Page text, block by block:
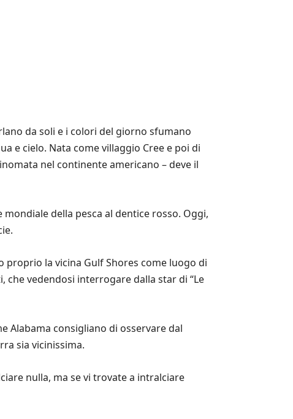
da soli e i colori del giorno sfumano
e cielo. Nata come villaggio Cree e poi di
nel continente americano – deve il
della pesca al dentice rosso. Oggi,
proprio la vicina Gulf Shores come luogo di
che vedendosi interrogare dalla star di “Le
Alabama consigliano di osservare dal
sia vicinissima.
nulla, ma se vi trovate a intralciare